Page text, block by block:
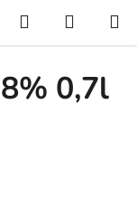
Hledat
KOŠÍK
0,7l